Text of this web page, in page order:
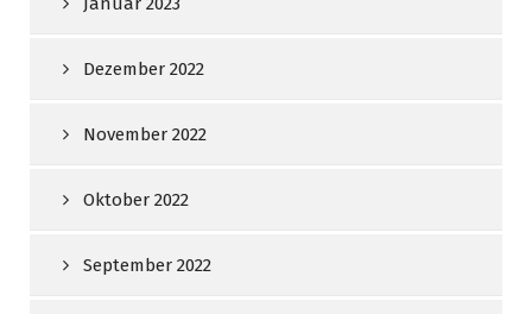
Dezember 2022
November 2022
Oktober 2022
September 2022